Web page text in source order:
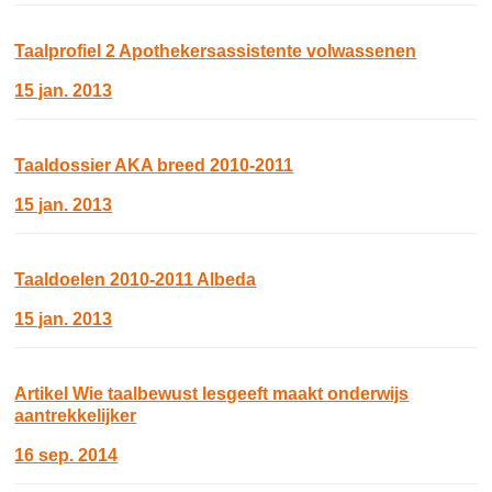
Taalprofiel 2 Apothekersassistente volwassenen
15 jan. 2013
Taaldossier AKA breed 2010-2011
15 jan. 2013
Taaldoelen 2010-2011 Albeda
15 jan. 2013
Artikel Wie taalbewust lesgeeft maakt onderwijs
aantrekkelijker
16 sep. 2014